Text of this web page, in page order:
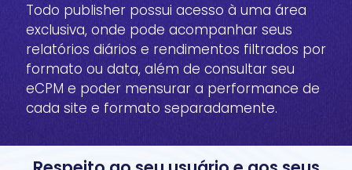
Todo publisher possui acesso à uma área
exclusiva, onde pode acompanhar seus
relatórios diários e rendimentos filtrados por
formato ou data, além de consultar seu
eCPM e poder mensurar a performance de
cada site e formato separadamente.